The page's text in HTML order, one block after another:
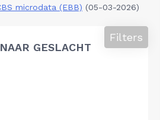
microdata (EBB) (05-03-2026)
GESLACHT
Filters